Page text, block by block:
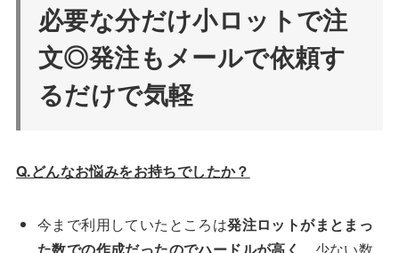
必要な分だけ小ロットで注
文◎発注もメールで依頼す
るだけで気軽
Q.どんなお悩みをお持ちでしたか？
今まで利用していたところは発注ロットがまとまっ